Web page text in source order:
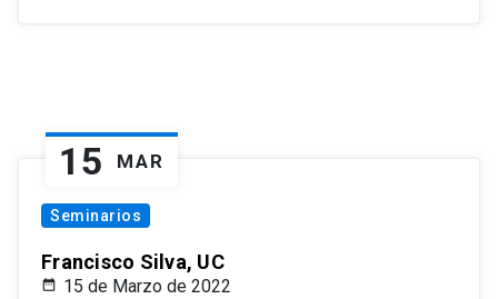
15 MAR
Seminarios
Francisco Silva, UC
15 de Marzo de 2022